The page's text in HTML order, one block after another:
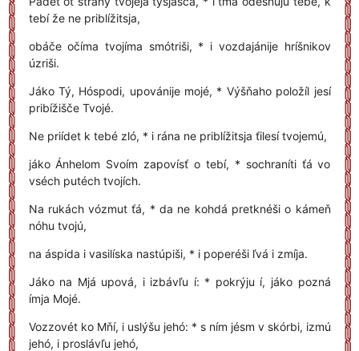
tebí že ne priblížitsja,
obáče očíma tvojíma smótriši, * i vozdajánije hríšnikov
úzriši.
Jáko Tý, Hóspodi, upovánije mojé, * Výšňaho položíl jesí
pribížišče Tvojé.
Ne priídet k tebé zló, * i rána ne priblížitsja ťilesí tvojemú,
jáko Ánhelom Svoím zapovísť o tebí, * sochraníti ťá vo
vséch putéch tvojích.
Na rukách vózmut ťá, * da ne kohdá pretknéši o kámeň
nóhu tvojú,
na áspida i vasilíska nastúpiši, * i poperéši ľvá i zmíja.
Jáko na Mjá upová, i izbávľu í: * pokrýju í, jáko pozná
ímja Mojé.
Vozzovét ko Mňí, i uslýšu jehó: * s ním jésm v skórbi, izmú
jehó, i proslávľu jehó,